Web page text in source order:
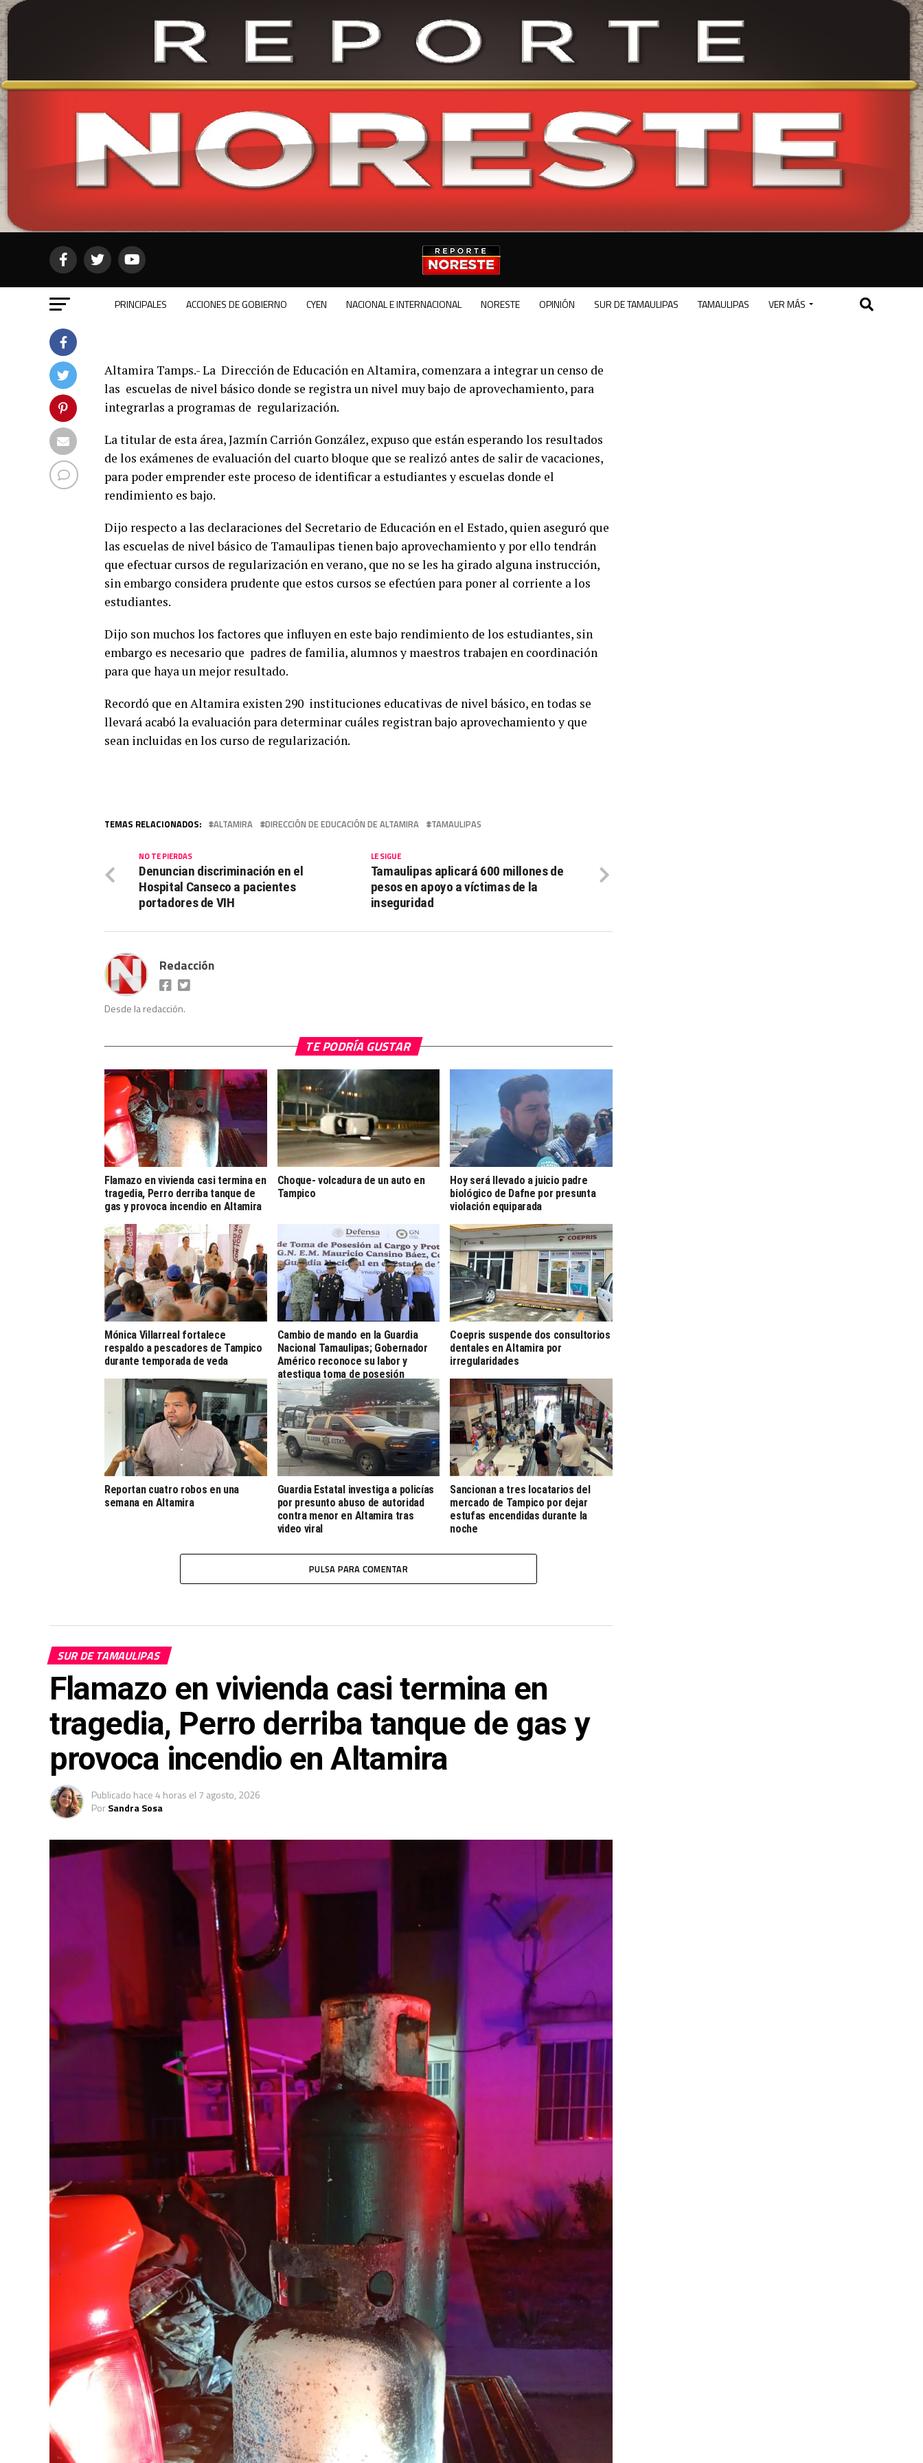
PRINCIPALES ACCIONES DE GOBIERNO CYEN NACIONAL E INTERNACIONAL NORESTE OPINIÓN SUR DE TAMAULIPAS TAMAULIPAS VER MÁS
Altamira Tamps.- La Dirección de Educación en Altamira, comenzara a integrar un censo de
las escuelas de nivel básico donde se registra un nivel muy bajo de aprovechamiento, para
integrarlas a programas de regularización.
La titular de esta área, Jazmín Carrión González, expuso que están esperando los resultados
de los exámenes de evaluación del cuarto bloque que se realizó antes de salir de vacaciones,
para poder emprender este proceso de identificar a estudiantes y escuelas donde el
rendimiento es bajo.
Dijo respecto a las declaraciones del Secretario de Educación en el Estado, quien aseguró que
las escuelas de nivel básico de Tamaulipas tienen bajo aprovechamiento y por ello tendrán
que efectuar cursos de regularización en verano, que no se les ha girado alguna instrucción,
sin embargo considera prudente que estos cursos se efectúen para poner al corriente a los
estudiantes.
Dijo son muchos los factores que influyen en este bajo rendimiento de los estudiantes, sin
embargo es necesario que padres de familia, alumnos y maestros trabajen en coordinación
para que haya un mejor resultado.
Recordó que en Altamira existen 290 instituciones educativas de nivel básico, en todas se
llevará acabó la evaluación para determinar cuáles registran bajo aprovechamiento y que
sean incluidas en los curso de regularización.
TEMAS RELACIONADOS: ALTAMIRA DIRECCIÓN DE EDUCACIÓN DE ALTAMIRA TAMAULIPAS
LE SIGUE
Tamaulipas aplicará 600 millones de
pesos en apoyo a víctimas de la
inseguridad
NO TE PIERDAS
Denuncian discriminación en el
Hospital Canseco a pacientes
portadores de VIH
Redacción
Desde la redacción.
TE PODRÍA GUSTAR
Flamazo en vivienda casi termina en
tragedia, Perro derriba tanque de
gas y provoca incendio en Altamira
Choque- volcadura de un auto en
Tampico
Hoy será llevado a juicio padre
biológico de Dafne por presunta
violación equiparada
Mónica Villarreal fortalece
respaldo a pescadores de Tampico
durante temporada de veda
Cambio de mando en la Guardia
Nacional Tamaulipas; Gobernador
Américo reconoce su labor y
atestigua toma de posesión
Coepris suspende dos consultorios
dentales en Altamira por
irregularidades
Reportan cuatro robos en una
semana en Altamira
Guardia Estatal investiga a policías
por presunto abuso de autoridad
contra menor en Altamira tras
video viral
Sancionan a tres locatarios del
mercado de Tampico por dejar
estufas encendidas durante la
noche
PULSA PARA COMENTAR
SUR DE TAMAULIPAS
Flamazo en vivienda casi termina en
tragedia, Perro derriba tanque de gas y
provoca incendio en Altamira
Publicado hace 4 horas el 7 agosto, 2026
PorSandra Sosa